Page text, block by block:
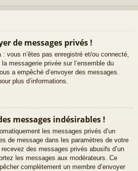
de messages privés !
: vous n’êtes pas enregistré et/ou connecté,
messagerie privée sur l’ensemble du
a empêché d’envoyer des messages.
plus d’informations.
messages indésirables !
les messages privés d’un
de message dans les paramètres de votre
des messages privés abusifs d’un
les messages aux modérateurs. Ce
complètement un membre d’envoyer